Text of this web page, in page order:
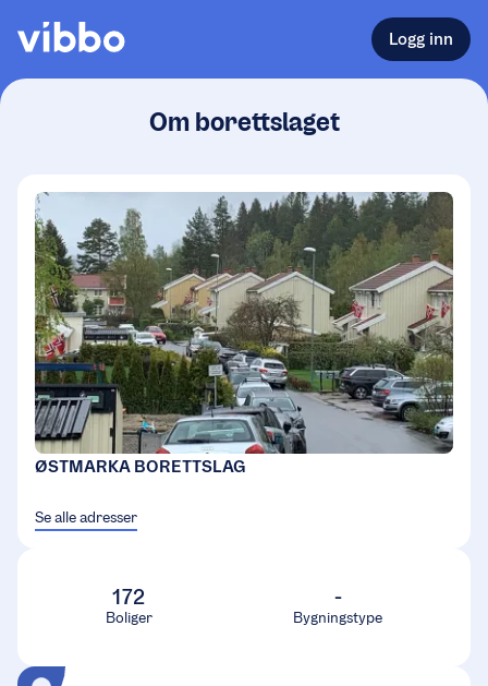
Logg inn
Om borettslaget
ØSTMARKA BORETTSLAG
Se alle adresser
172
Boliger
-
Bygningstype